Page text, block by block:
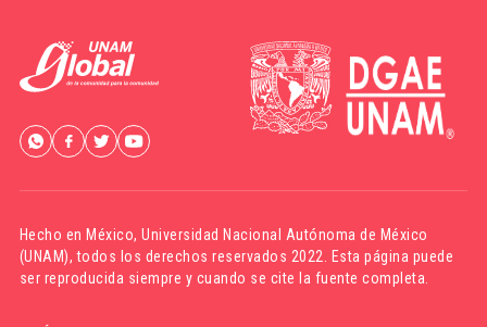
Hecho en México,Universidad Nacional Autónoma de México
(UNAM), todos los derechos reservados 2022. Esta página puede
ser reproducida siempre y cuando se cite la fuente completa.